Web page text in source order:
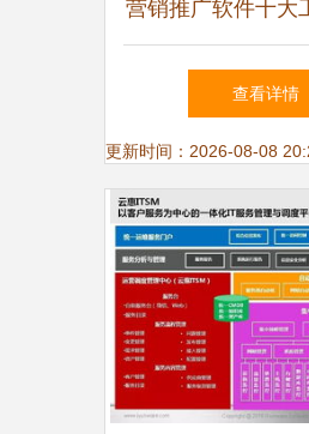
营销推广软件十大
技术研发与推广
查看详情
更新时间：2026-08-08